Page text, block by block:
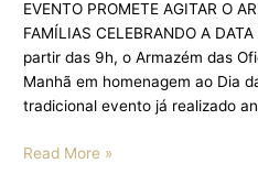
EVENTO PROMETE AGITAR O
FAMÍLIAS CELEBRANDO A
partir das 9h, o Armazém das
Manhã em homenagem ao Dia
tradicional evento já realizado
Read More »